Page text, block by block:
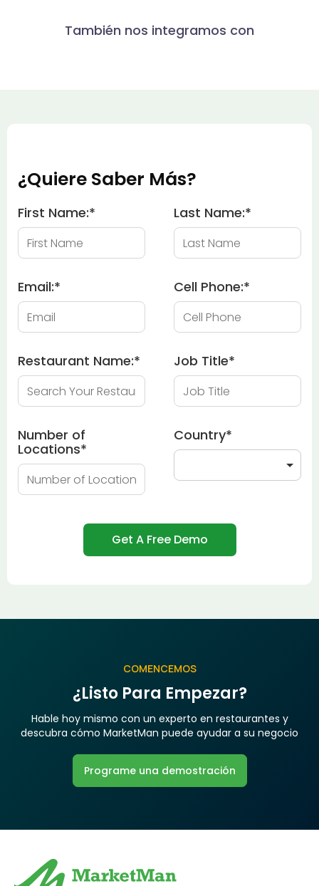
También nos integramos con
¿Quiere Saber Más?
First Name:* Last Name:*
Email:* Cell Phone:*
Restaurant Name:* Job Title*
Number of
Locations*
Country*
COMENCEMOS
¿Listo Para Empezar?
Hable hoy mismo con un experto en restaurantes y
descubra cómo MarketMan puede ayudar a su negocio
Programe una demostración